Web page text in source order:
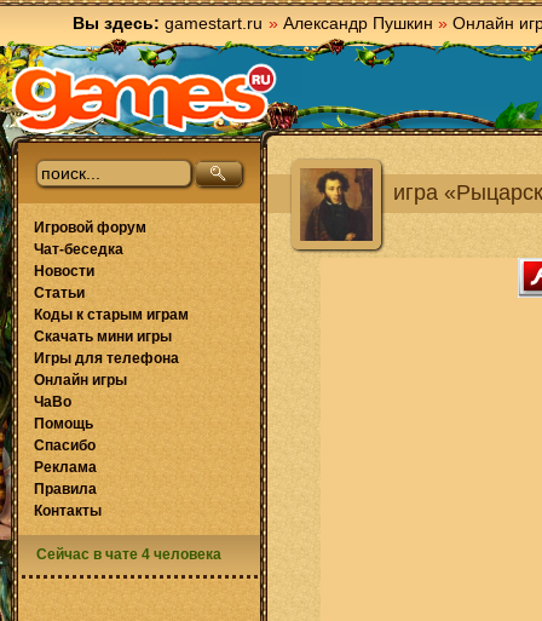
Вы здесь: gamestart.ru » Александр Пушкин » Онлайн
игра
Игровой форум
Чат-беседка
Новости
Статьи
Коды к старым играм
Скачать мини игры
Игры для телефона
Онлайн игры
ЧаВо
Помощь
Спасибо
Реклама
Правила
Контакты
Сейчас в чате 4 человека